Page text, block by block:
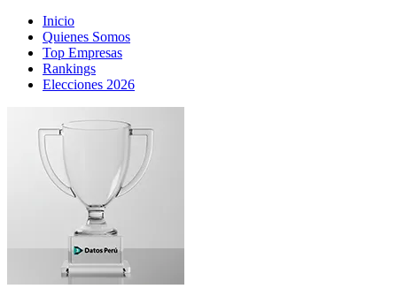
Inicio
Quienes Somos
Top Empresas
Rankings
Elecciones 2026